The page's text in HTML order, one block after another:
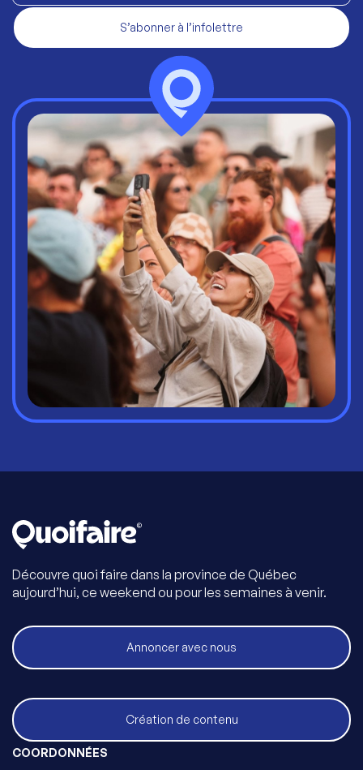
S’abonner à l’infolettre
Découvre quoi faire dans la province de Québec
aujourd’hui, ce weekend ou pour les semaines à venir.
Annoncer avec nous
Création de contenu
COORDONNÉES